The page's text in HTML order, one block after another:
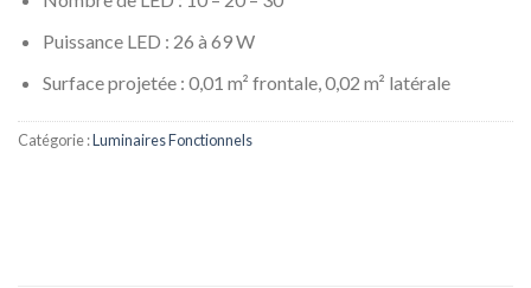
Puissance LED : 26 à 69 W
Surface projetée : 0,01 m² frontale, 0,02 m² latérale
Catégorie :Luminaires Fonctionnels